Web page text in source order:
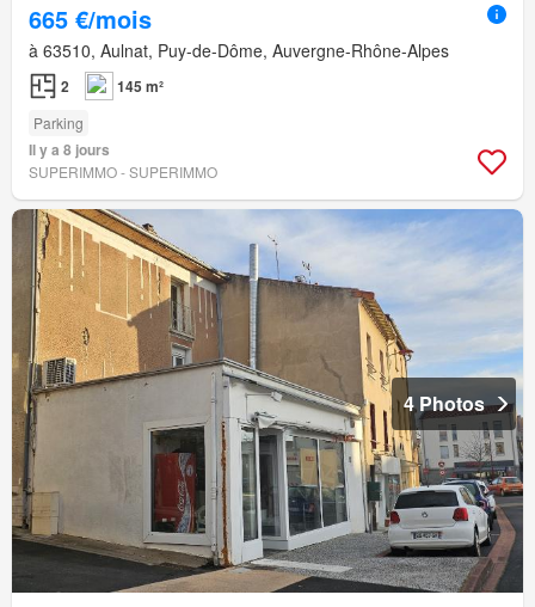
665 €/mois
à 63510, Aulnat, Puy-de-Dôme, Auvergne-Rhône-Alpes
2 145 m²
Parking
Il y a 8 jours
SUPERIMMO - SUPERIMMO
4 Photos